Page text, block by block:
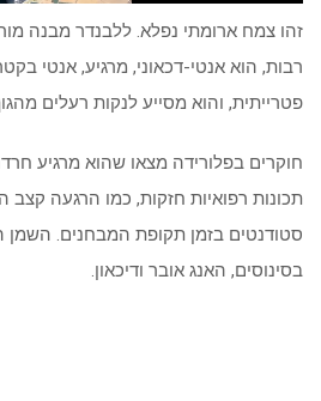
זהו צמח ארומתי נפלא. ללבנדר מבנה
רבות, הוא אנטי-דכאוני, מרגיע, אנטי
פטרייתית, והוא מסייע לנקות רעלים
חוקרים בפלורידה מצאו שהוא מרגיע
תכונות רפואיות חזקות, כמו הרגעה
סטודנטים בזמן תקופת המבחנים. השמן
בסינוסים, האנג אובר ודיכאון.